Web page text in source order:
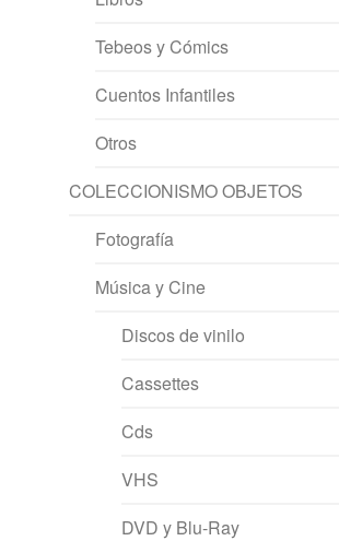
Tebeos y Cómics
Cuentos Infantiles
Otros
COLECCIONISMO OBJETOS
Fotografía
Música y Cine
Discos de vinilo
Cassettes
Cds
VHS
DVD y Blu-Ray